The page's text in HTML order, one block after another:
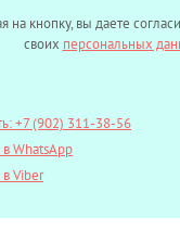
на кнопку, вы даете
своих персональных
+7 (902) 311-38-56
в WhatsApp
в Viber